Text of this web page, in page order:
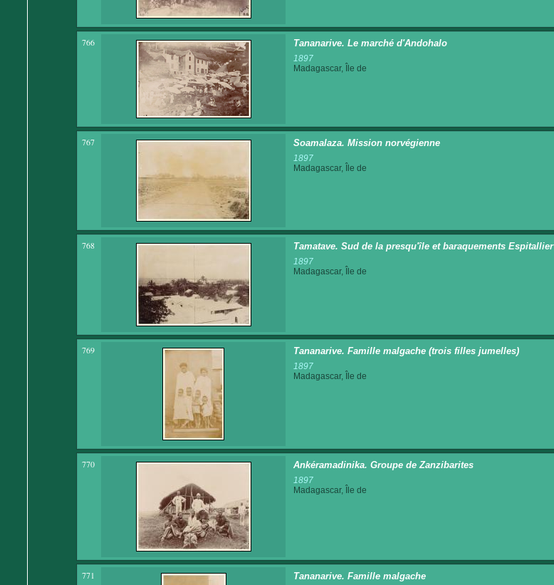
766 Tananarive. Le marché d'Andohalo
1897
Madagascar, Île de
767 Soamalaza. Mission norvégienne
1897
Madagascar, Île de
768 Tamatave. Sud de la presqu'île et baraquements Espitallier
1897
Madagascar, Île de
769 Tananarive. Famille malgache (trois filles jumelles)
1897
Madagascar, Île de
770 Ankéramadinika. Groupe de Zanzibarites
1897
Madagascar, Île de
771 Tananarive. Famille malgache